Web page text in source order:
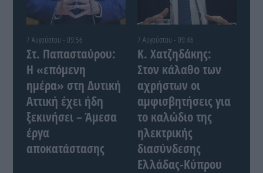
7 Αυγούστου - 09:56
Στ. Παπασταύρου:
Η «επόμενη
ημέρα» στη Δυτική
Αττική έχει ήδη
ξεκινήσει – Άμεσα
έργα
αποκατάστασης
7 Αυγούστου - 09:46
Κ. Χατζηδάκης:
Στον κάλαθο των
αχρήστων οι
αμφισβητήσεις για
το καλώδιο της
ηλεκτρικής
διασύνδεσης
Ελλάδας-Κύπρου